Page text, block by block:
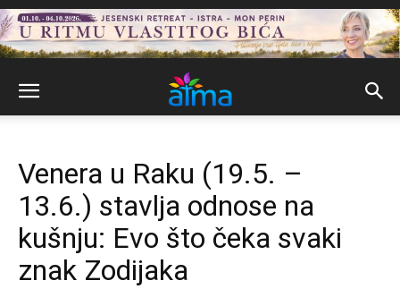
Venera u Raku (19.5. –
13.6.) stavlja odnose na
kušnju: Evo što čeka svaki
znak Zodijaka